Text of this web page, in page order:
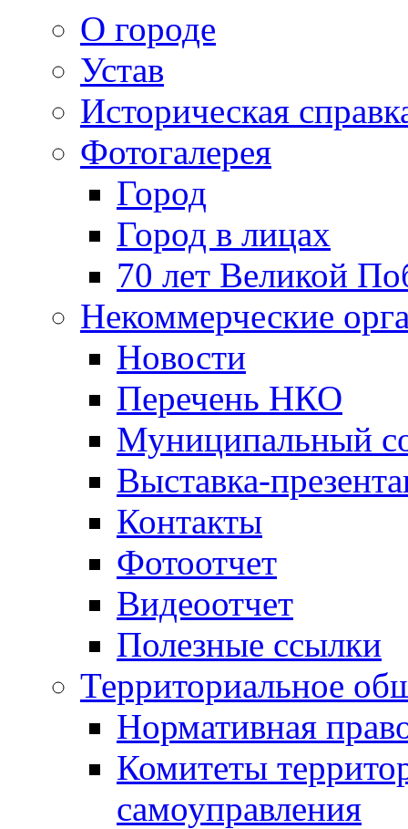
О городе
Устав
Историческая
Фотогалерея
Город
Город в лицах
70 лет Великой
Некоммерческие
Новости
Перечень НКО
Муниципальный
Выставка-
Контакты
Фотоотчет
Видеоотчет
Полезные ссылки
Территориальное
Нормативная
Комитеты
самоуправления